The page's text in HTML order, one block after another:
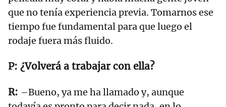
que no tenía experiencia previa. Tomarnos ese
tiempo fue fundamental para que luego el
rodaje fuera más fluido.
¿Volverá a trabajar con ella?
–Bueno, ya me ha llamado y, aunque